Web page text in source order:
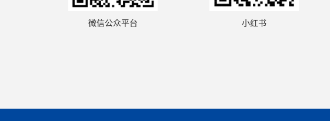
微信公众平台 小红书